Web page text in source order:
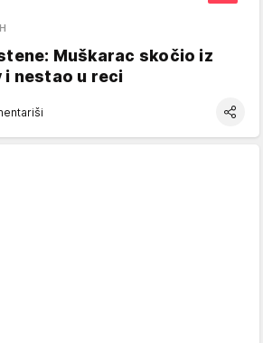
Muškarac skočio iz
i nestao u reci